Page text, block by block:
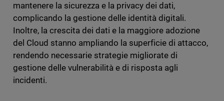
mantenere la sicurezza e la privacy dei dati,
complicando la gestione delle identità digitali.
Inoltre, la crescita dei dati e la maggiore adozione
del Cloud stanno ampliando la superficie di attacco,
rendendo necessarie strategie migliorate di
gestione delle vulnerabilità e di risposta agli
incidenti.